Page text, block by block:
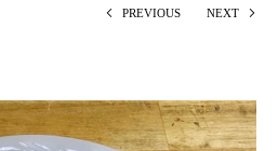
PREVIOUS NEXT